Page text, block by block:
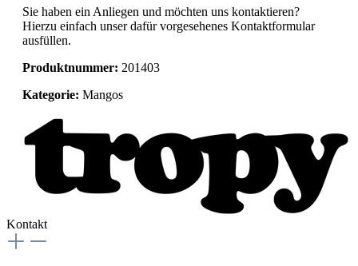
Sie haben ein Anliegen und möchten uns kontaktieren?
Hierzu einfach unser dafür vorgesehenes Kontaktformular
ausfüllen.
Produktnummer: 201403
Kategorie: Mangos
Kontakt